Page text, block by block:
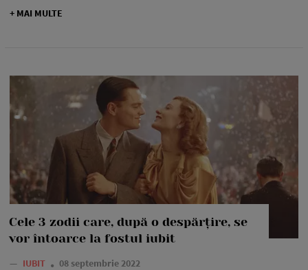
+ MAI MULTE
Cele 3 zodii care, după o despărțire, se
vor întoarce la fostul iubit
— IUBIT 08 septembrie 2022